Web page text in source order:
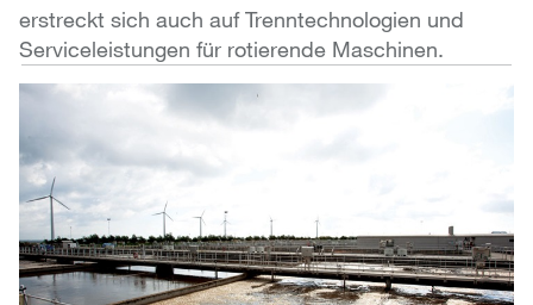
erstreckt sich auch auf Trenntechnologien und
Serviceleistungen für rotierende Maschinen.